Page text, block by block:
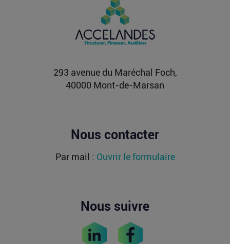
chez OpenAI pour se soigner
L’article Après une pause de 3 mois, la Française
Fidji Simo quitte son poste chez OpenAI pour se
293 avenue du Maréchal Foch,
40000 Mont-de-Marsan
Nous contacter
Par mail : Ouvrir le formulaire
Nous suivre